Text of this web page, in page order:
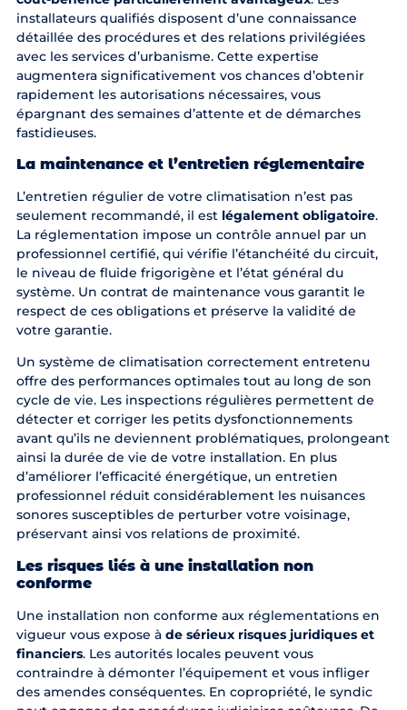
installateurs qualifiés disposent d’une connaissance
détaillée des procédures et des relations privilégiées
avec les services d’urbanisme. Cette expertise
augmentera significativement vos chances d’obtenir
rapidement les autorisations nécessaires, vous
épargnant des semaines d’attente et de démarches
fastidieuses.
La maintenance et l’entretien réglementaire
L’entretien régulier de votre climatisation n’est pas
seulement recommandé, il est légalement obligatoire.
La réglementation impose un contrôle annuel par un
professionnel certifié, qui vérifie l’étanchéité du circuit,
le niveau de fluide frigorigène et l’état général du
système. Un contrat de maintenance vous garantit le
respect de ces obligations et préserve la validité de
votre garantie.
Un système de climatisation correctement entretenu
offre des performances optimales tout au long de son
cycle de vie. Les inspections régulières permettent de
détecter et corriger les petits dysfonctionnements
avant qu’ils ne deviennent problématiques, prolongeant
ainsi la durée de vie de votre installation. En plus
d’améliorer l’efficacité énergétique, un entretien
professionnel réduit considérablement les nuisances
sonores susceptibles de perturber votre voisinage,
préservant ainsi vos relations de proximité.
Les risques liés à une installation non
conforme
Une installation non conforme aux réglementations en
vigueur vous expose à de sérieux risques juridiques et
financiers. Les autorités locales peuvent vous
contraindre à démonter l’équipement et vous infliger
des amendes conséquentes. En copropriété, le syndic